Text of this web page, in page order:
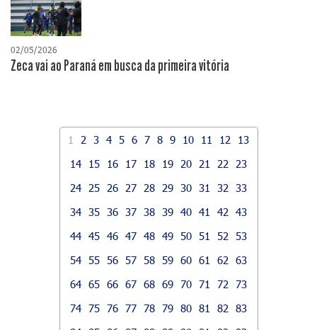
02/05/2026
Zeca vai ao Paraná em busca da primeira vitória
1 2 3 4 5 6 7 8 9 10 11 12
13
14
15 16 17 18 19 20 21 22
23
24
25 26 27 28 29 30 31 32
33
34
35 36 37 38 39 40 41 42
43
44 45 46 47 48 49 50 51 52
53
54
55 56 57 58 59 60 61 62
63
64 65 66 67 68 69 70 71 72
73
74 75 76 77 78 79 80 81 82
83